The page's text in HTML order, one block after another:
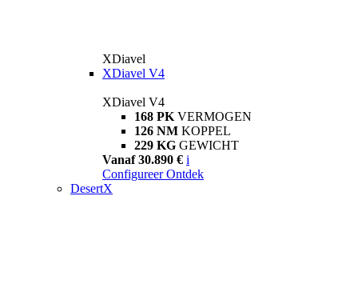
XDiavel
XDiavel V4
XDiavel V4
168 PK VERMOGEN
126 NM KOPPEL
229 KG GEWICHT
Vanaf 30.890 € i
Configureer Ontdek
DesertX